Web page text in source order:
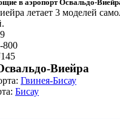
в аэропорт Освальдо-
летает 3 моделей
800
Виейра
Гвинея-Бисау
Бисау